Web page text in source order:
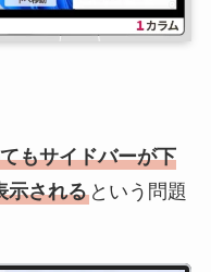
もサイドバーが下
示されるという問題